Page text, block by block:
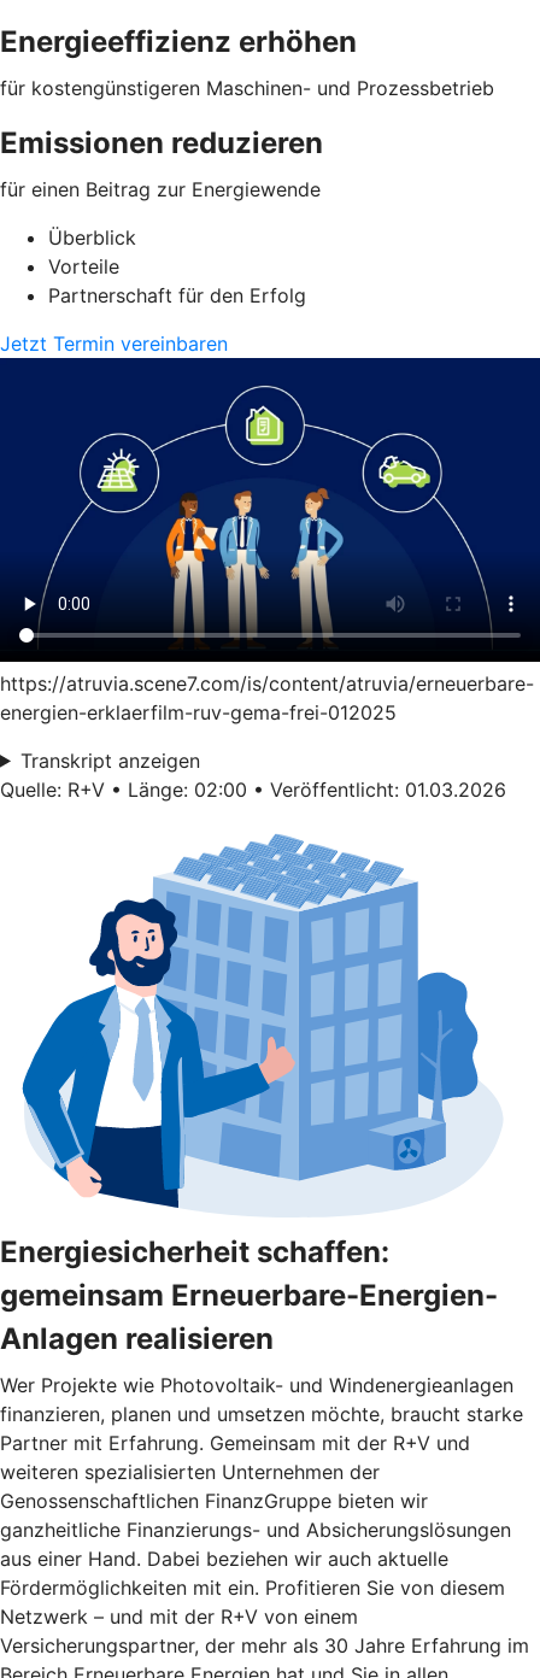
Energieeffizienz erhöhen
für kostengünstigeren Maschinen- und Prozessbetrieb
Emissionen reduzieren
für einen Beitrag zur Energiewende
Überblick
Vorteile
Partnerschaft für den Erfolg
Jetzt Termin vereinbaren
https://atruvia.scene7.com/is/content/atruvia/erneuerbare-
energien-erklaerfilm-ruv-gema-frei-012025
Transkript anzeigen
Quelle: R+V • Länge: 02:00 • Veröffentlicht: 01.03.2026
Energiesicherheit schaffen:
gemeinsam Erneuerbare-Energien-
Anlagen realisieren
Wer Projekte wie Photovoltaik- und Windenergieanlagen
finanzieren, planen und umsetzen möchte, braucht starke
Partner mit Erfahrung. Gemeinsam mit der R+V und
weiteren spezialisierten Unternehmen der
Genossenschaftlichen FinanzGruppe bieten wir
ganzheitliche Finanzierungs- und Absicherungslösungen
aus einer Hand. Dabei beziehen wir auch aktuelle
Fördermöglichkeiten mit ein. Profitieren Sie von diesem
Netzwerk – und mit der R+V von einem
Versicherungspartner, der mehr als 30 Jahre Erfahrung im